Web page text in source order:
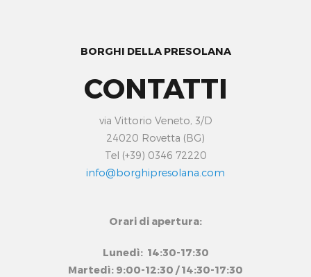
BORGHI DELLA PRESOLANA
CONTATTI
via Vittorio Veneto, 3/D
24020 Rovetta (BG)
Tel (+39) 0346 72220
info@borghipresolana.com
Orari di apertura:
Lunedì: 14:30-17:30
Martedì: 9:00-12:30 / 14:30-17:30